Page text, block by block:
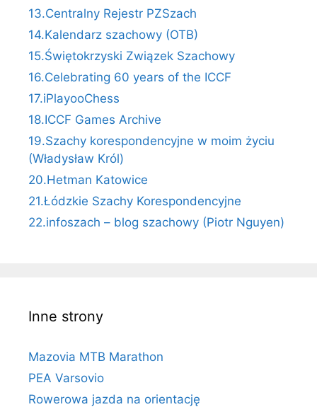
13.Centralny Rejestr PZSzach
14.Kalendarz szachowy (OTB)
15.Świętokrzyski Związek Szachowy
16.Celebrating 60 years of the ICCF
17.iPlayooChess
18.ICCF Games Archive
19.Szachy korespondencyjne w moim życiu
(Władysław Król)
20.Hetman Katowice
21.Łódzkie Szachy Korespondencyjne
22.infoszach – blog szachowy (Piotr Nguyen)
Inne strony
Mazovia MTB Marathon
PEA Varsovio
Rowerowa jazda na orientację